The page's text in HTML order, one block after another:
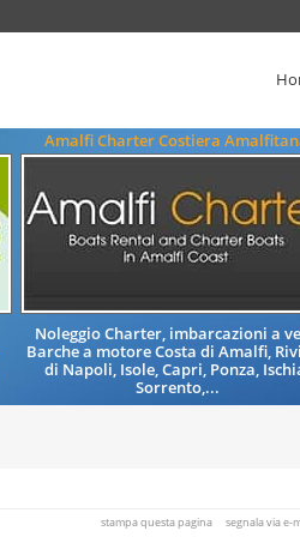
Amalfi Charter Costiera
Noleggio Charter, imbarcazioni a
Barche a motore Costa di Amalfi,
di Napoli, Isole, Capri, Ponza,
Sorrento,...
stampa questa pagina segnala via e-